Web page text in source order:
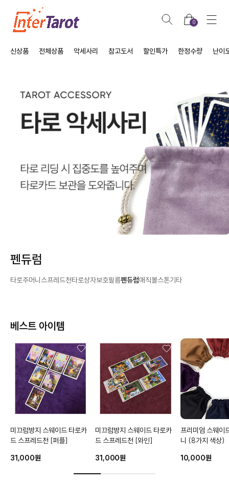
0
신상품 전체상품 악세사리 참고도서 할인특가 한정수량 난이
펜듀럼
타로주머니스프레드천타로상자보호필름펜듀럼매직볼스톤기타
베스트 아이템
미끄럼방지 스웨이드 타로카
드 스프레드천 [퍼플]
31,000원
미끄럼방지 스웨이드 타로카
드 스프레드천 [와인]
31,000원
프리미엄 스웨이
니 (8가지 색상)
10,000원